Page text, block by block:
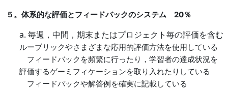
５。体系的な評価とフィードバックのシステム 20％
a. 毎週，中間，期末またはプロジェクト毎の評価を含む
ルーブリックやさまざまな応用的評価方法を使用している
フィードバックを頻繁に行ったり，学習者の達成状況を
評価するゲーミフィケーションを取り入れたりしている
フィードバックや解答例を確実に記載している